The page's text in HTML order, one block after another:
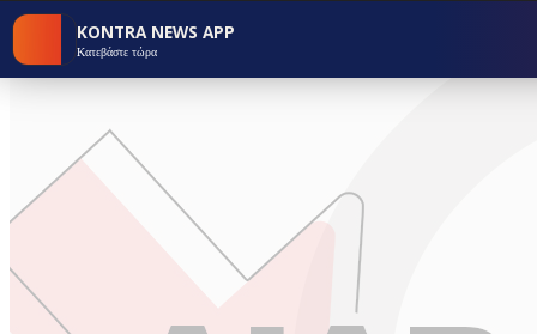
KONTRA NEWS APP
Κατεβάστε τώρα